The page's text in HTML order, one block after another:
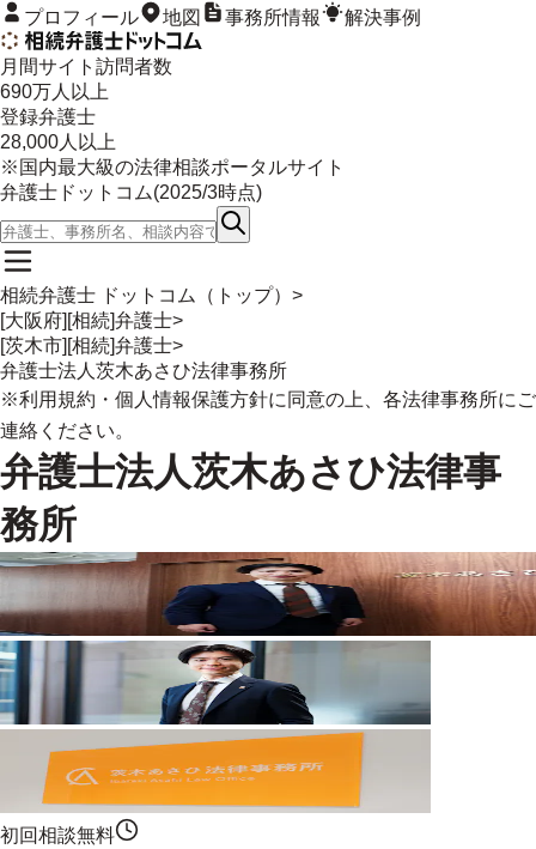
プロフィール 地図 事務所情報 解決事例
月間サイト訪問者数
690万人以上
登録弁護士
28,000人以上
※国内最大級の法律相談ポータルサイト
弁護士ドットコム(2025/3時点)
相続弁護士 ドットコム（トップ） >
[大阪府][相続]弁護士>
[茨木市][相続]弁護士>
弁護士法人茨木あさひ法律事務所
※利用規約 ・ 個人情報保護方針に同意の上、各法律事務所にご
連絡ください。
弁護士法人茨木あさひ法律事
務所
初回相談無料